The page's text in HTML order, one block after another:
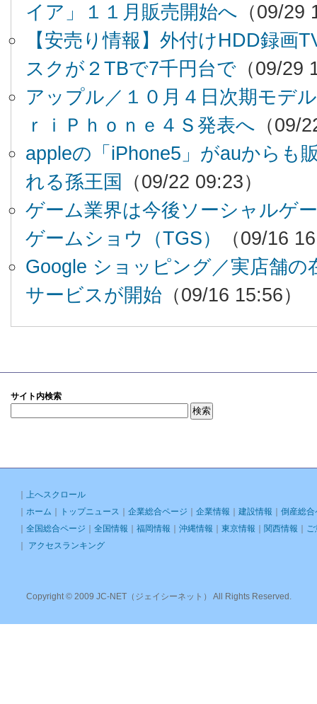
イア」１１月販売開始へ （09/29
【安売り情報】外付けHDD録画
スクが２TBで7千円台で （09/29
アップル／１０月４日次期モデ
ｒｉＰｈｏｎｅ４Ｓ発表へ （09/
appleの「iPhone5」がauからも
れる孫王国
（09/22 09:23）
ゲーム業界は今後ソーシャルゲ
ゲームショウ（TGS）
（09/16
Google ショッピング／実店舗の
サービスが開始 （09/16 15:56）
サイト内検索
上へスクロール
ホーム トップニュース 企業総合ページ 企業情報 建設情報
倒産総合
全国総合ページ 全国情報 福岡情報 沖縄情報 東京情報 関西情報
ご
アクセスランキング
Copyright © 2009 JC-NET（ジェイシーネット） All Rights Reserved.